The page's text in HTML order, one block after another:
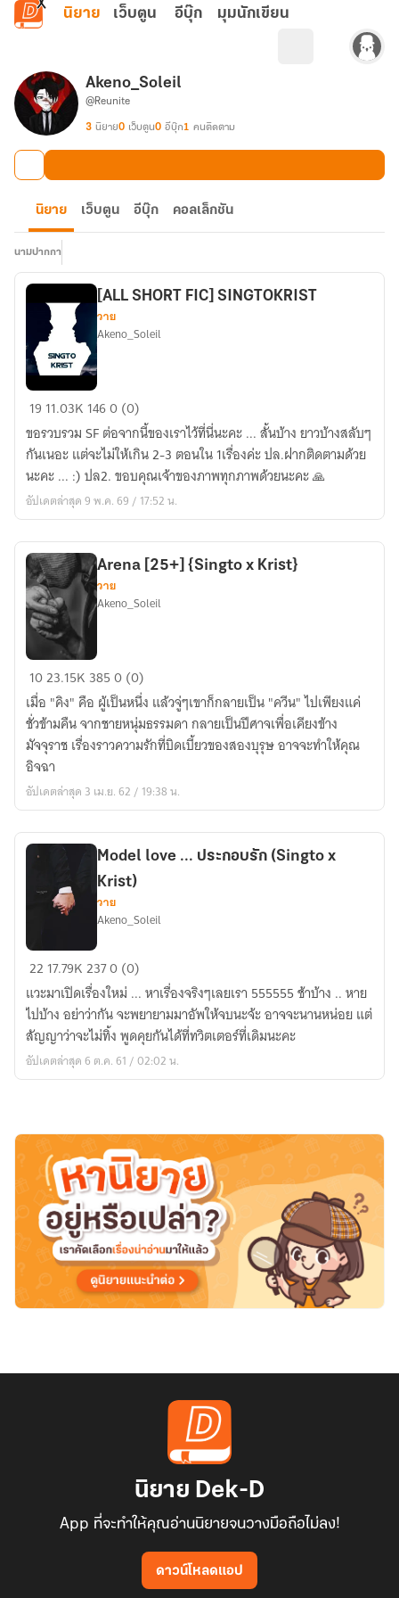
ข้ามไปยังเนื้อหาหลัก
นิยาย เว็บตูน อีบุ๊ก มุมนักเขียน
Akeno_Soleil
@Reunite
3 นิยาย0 เว็บตูน0 อีบุ๊ก1 คนติดตาม
นิยาย เว็บตูน อีบุ๊ก คอลเล็กชัน
นามปากกา
[ALL
FIC]
SINGTOKRIST
[ALL SHORT FIC] SINGTOKRIST
วาย
Akeno_Soleil
19 11.03K 1460 (0)
ขอรวบรวม SF ต่อจากนี้ของเราไว้ที่นี่นะคะ ... สั้นบ้าง ยาวบ้างสลับๆ
กันเนอะ แต่จะไม่ให้เกิน 2-3 ตอนใน 1เรื่องค่ะ ปล.ฝากติดตามด้วย
นะคะ ... :) ปล2. ขอบคุณเจ้าของภาพทุกภาพด้วยนะคะ 🙏
อัปเดตล่าสุด 9 พ.ค. 69 / 17:52 น.
Arena
[25+]
{Singto
x
Krist}
Arena [25+] {Singto x Krist}
วาย
Akeno_Soleil
1023.15K 3850 (0)
เมื่อ "คิง" คือ ผู้เป็นหนึ่ง แล้วจู่ๆเขาก็กลายเป็น "ควีน" ไปเพียงแค่
ชั่วข้ามคืน จากชายหนุ่มธรรมดา กลายเป็นปีศาจเพื่อเคียงข้าง
มัจจุราช เรื่องราวความรักที่บิดเบี้ยวของสองบุรุษ อาจจะทำให้คุณ
อิจฉา
อัปเดตล่าสุด 3 เม.ย. 62 / 19:38 น.
Model
...
ประกอบ
รัก
(Singto
Model love ... ประกอบรัก (Singto x
Krist)
วาย
Akeno_Soleil
22 17.79K2370 (0)
แวะมาเปิดเรื่องใหม่ ... หาเรื่องจริงๆเลยเรา 555555 ช้าบ้าง .. หาย
ไปบ้าง อย่าว่ากัน จะพยายามมาอัพให้จบนะจ้ะ อาจจะนานหน่อย แต่
สัญญาว่าจะไม่ทิ้ง พูดคุยกันได้ที่ทวิตเตอร์ที่เดิมนะคะ
อัปเดตล่าสุด 6 ต.ค. 61 / 02:02 น.
นิยาย Dek-D
App ที่จะทำให้คุณอ่านนิยายจนวางมือถือไม่ลง!
ดาวน์โหลดแอป